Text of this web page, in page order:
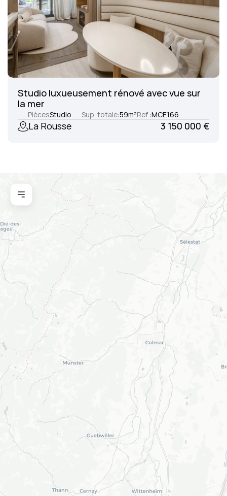
Studio luxueusement rénové avec vue sur
la mer
PiècesStudio Sup. totale:59m²Ref :MCE166
La Rousse 3 150 000 €